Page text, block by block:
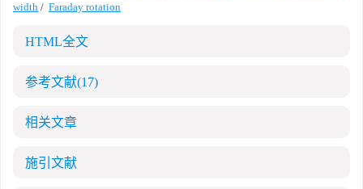
width / Faraday rotation
HTML全文
参考文献(17)
相关文章
施引文献